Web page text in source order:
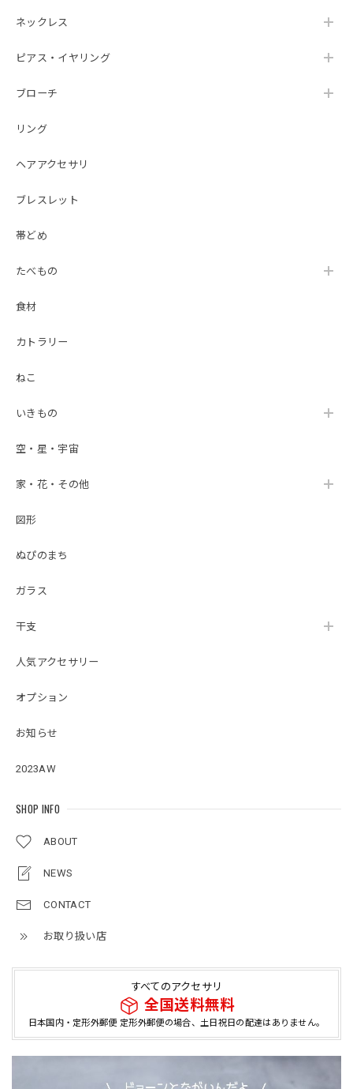
ネックレス
ピアス・イヤリング
ブローチ
リング
ヘアアクセサリ
ブレスレット
帯どめ
たべもの
食材
カトラリー
ねこ
いきもの
空・星・宇宙
家・花・その他
図形
ぬぴのまち
ガラス
干支
人気アクセサリー
オプション
お知らせ
2023AW
SHOP INFO
ABOUT
NEWS
CONTACT
お取り扱い店
すべてのアクセサリ
全国送料無料
日本国内・定形外郵便 定形外郵便の場合、土日祝日の配達はありません。